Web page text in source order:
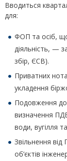
Вводиться
для:
ФОП та осіб,
діяльність, —
збір, ЄСВ).
Приватних
укладення
Подовження до
визначення
води, вугілля
Звільнення
об’єктів